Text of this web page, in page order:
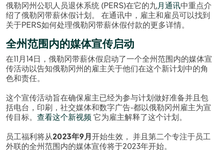
俄勒冈州公职人员退休系统 (PERS)在它的九月通讯中重点介
绍了俄勒冈带薪休假计划。 在通讯中，雇主和雇员可以找到
关于PERS如何处理俄勒冈带薪休假付款的更多详情。
全州范围内的媒体宣传启动
在11月14日，俄勒冈带薪休假启动了一个全州范围内的媒体宣
传活动以告知俄勒冈州的雇主关于他们在这个新计划中的角
色和责任。
这个宣传活动旨在确保雇主已经为参与计划做好准备并且包
括电台，印刷，社交媒体和数字广告-都以俄勒冈州雇主为宣
传目标。 查看这个新视频 它为雇主解释了这个计划。
员工福利将从2023年9月 开始生效， 并且第二个专注于员工
外联的全州范围内的媒体宣传将于2023年开始。